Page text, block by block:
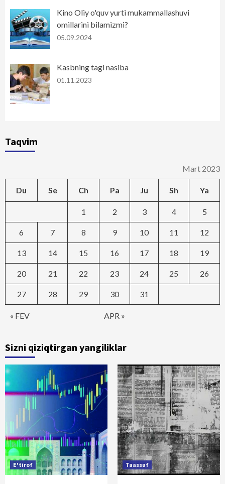
Kino Oliy o'quv yurti mukammallashuvi
omillarini bilamizmi?
05.09.2024
Kasbning tagi nasiba
01.11.2023
Taqvim
Mart 2023
Du Se Ch Pa Ju Sh Ya
« FEV APR »
1 2 3 4 5
6 7 8 9 10 11 12
13 14 15 16 17 18 19
20 21 22 23 24 25 26
27 28 29 30 31
Sizni qiziqtirgan yangiliklar
E'tirof Taassuf